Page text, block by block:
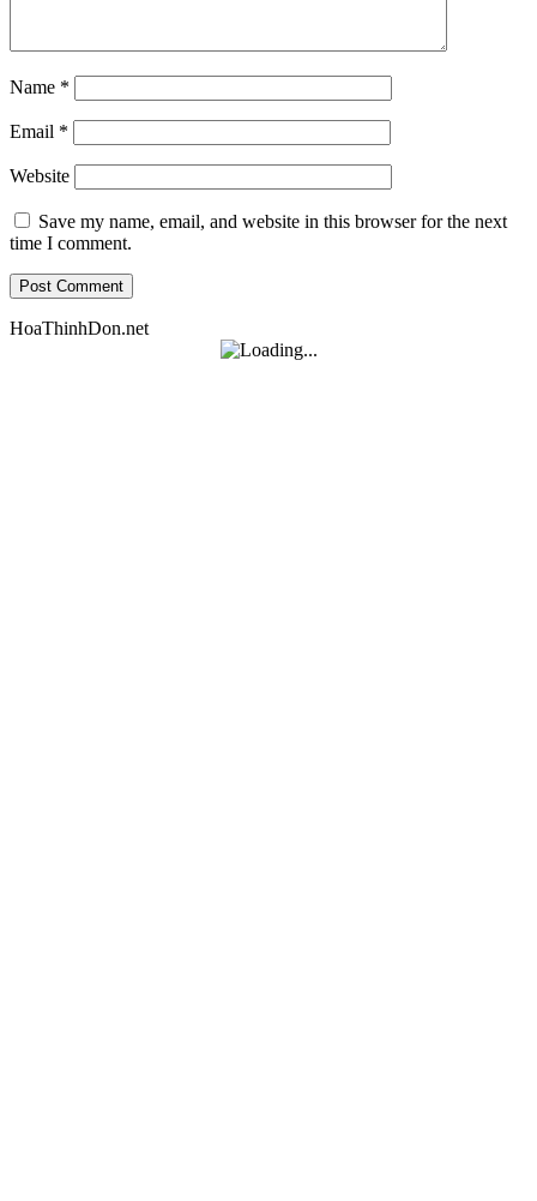
Name *
Email *
Website
Save my name, email, and website in this browser for the next
time I comment.
HoaThinhDon.net